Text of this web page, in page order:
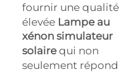
fournir une qualité
élevée Lampe au
xénon simulateur
solairequi non
seulement répond